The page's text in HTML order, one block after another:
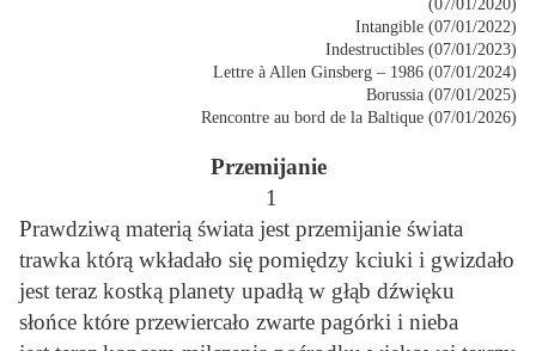
(07/01/2020)
Intangible (07/01/2022)
Indestructibles (07/01/2023)
Lettre à Allen Ginsberg – 1986 (07/01/2024)
Borussia (07/01/2025)
Rencontre au bord de la Baltique (07/01/2026)
Przemijanie
1
Prawdziwą materią świata jest przemijanie świata
trawka którą wkładało się pomiędzy kciuki i gwizdało
jest teraz kostką planety upadłą w głąb dźwięku
słońce które przewiercało zwarte pagórki i nieba